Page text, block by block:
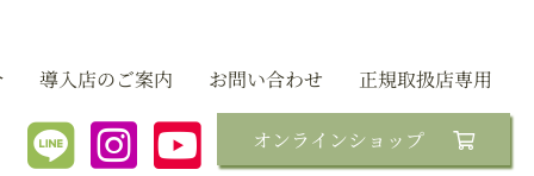
導入店のご案内 お問い合わせ 正規取扱店専用
オンラインショップ